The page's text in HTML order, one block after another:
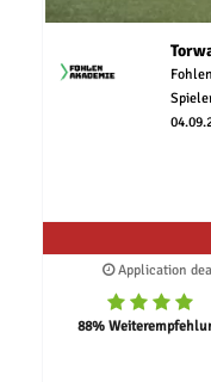
Application
88%